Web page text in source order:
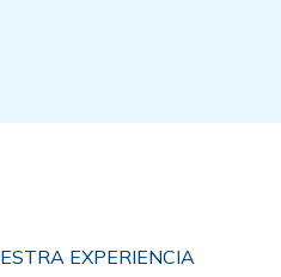
EXPERIENCIA